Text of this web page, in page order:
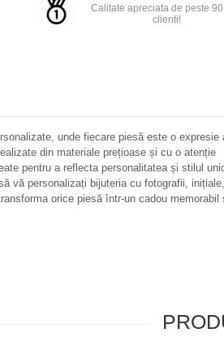
Calitate apreciata de peste
clienti!
unde fiecare piesă este o expresie
din materiale prețioase și cu o atenție
pentru a reflecta personalitatea și stilul
vă personalizați bijuteria cu fotografii, inițiale,
orice piesă într-un cadou memorabil